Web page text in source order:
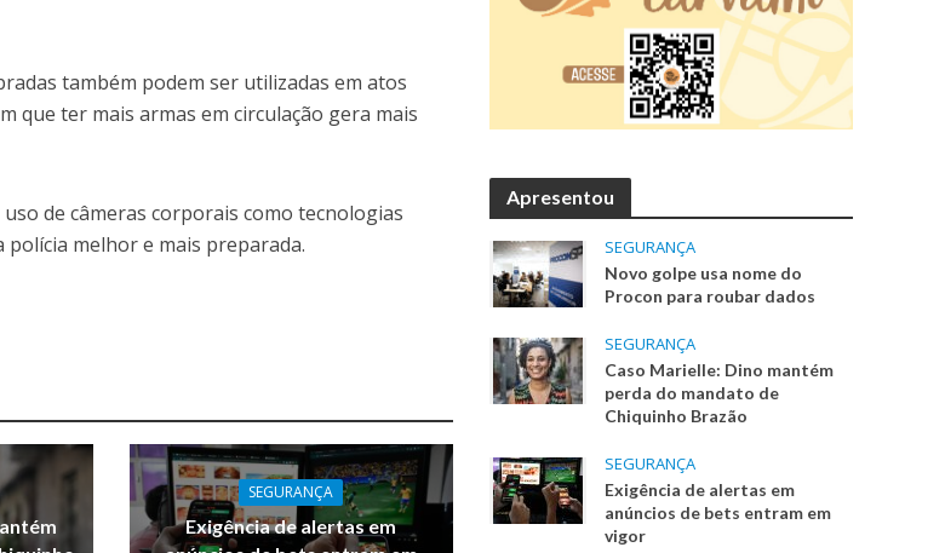
também podem ser utilizadas em atos
que ter mais armas em circulação gera mais
de câmeras corporais como tecnologias
melhor e mais preparada.
SEGURANÇA
Exigência de alertas em
Apresentou
SEGURANÇA
Novo golpe usa nome do
Procon para roubar dados
SEGURANÇA
Caso Marielle: Dino mantém
perda do mandato de
Chiquinho Brazão
SEGURANÇA
Exigência de alertas em
anúncios de bets entram em
vigor